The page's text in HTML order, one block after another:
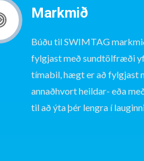
Markmið
Búðu til SWIMTAG
fylgjast með sundtölfræði
tímabil, hægt er að fylgjast
annaðhvort heildar- eða
til að ýta þér lengra í